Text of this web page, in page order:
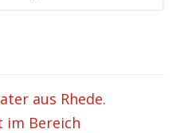
aus Rhede.
im Bereich